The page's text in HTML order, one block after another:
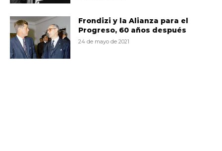
Frondizi y la Alianza para el
Progreso, 60 años después
24 de mayo de 2021